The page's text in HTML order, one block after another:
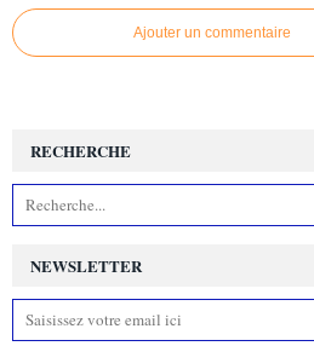
Ajouter un commentaire
NEWSLETTER
RECHERCHE